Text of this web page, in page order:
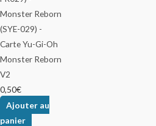
Monster Reborn
V2
0,50€
Ajouter au
panier